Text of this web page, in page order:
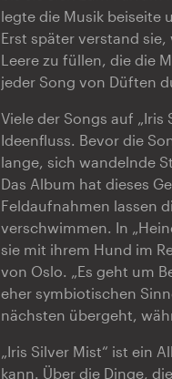
legte die Musik beiseite
Erst später verstand
Leere zu füllen, die die
jeder Song von Düften
Viele der Songs auf
Ideenfluss. Bevor die
lange, sich wandelnde
Das Album hat dieses
Feldaufnahmen lassen
verschwimmen. In
sie mit ihrem Hund im
von Oslo. „Es geht um
eher symbiotischen
nächsten übergeht,
„Iris Silver Mist“ ist ein
kann. Über die Dinge,